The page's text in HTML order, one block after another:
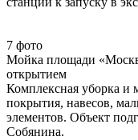
7 фото
Мойка площади
открытием
Комплексная уборка и
покрытия, навесов,
элементов. Объект
Собянина.